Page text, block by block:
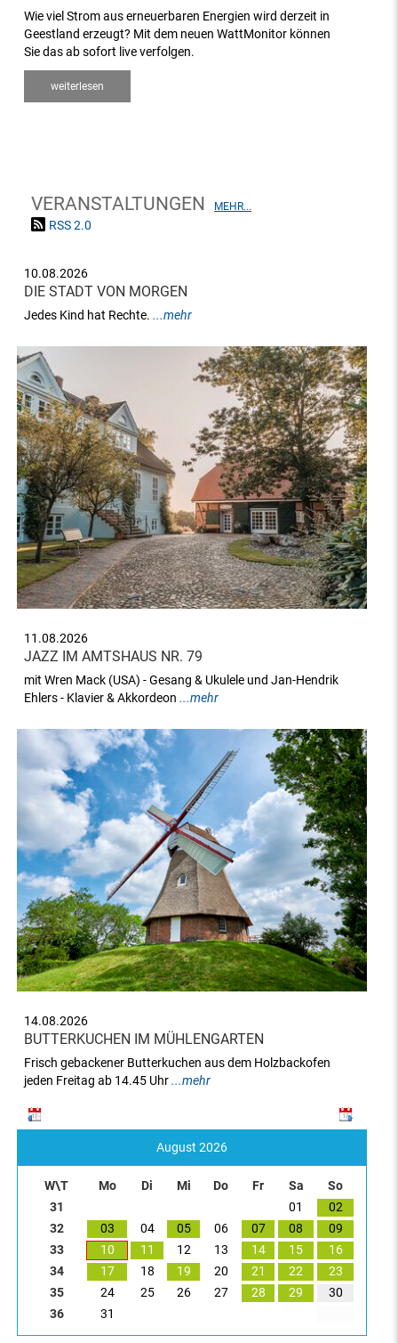
Wie viel Strom aus erneuerbaren Energien wird derzeit in
Geestland erzeugt? Mit dem neuen WattMonitor können
Sie das ab sofort live verfolgen.
weiterlesen
VERANSTALTUNGEN MEHR...
RSS 2.0
DIE STADT VON MORGEN
10.08.2026
Jedes Kind hat Rechte. ...mehr
JAZZ IM AMTSHAUS NR. 79
11.08.2026
mit Wren Mack (USA) - Gesang & Ukulele und Jan-Hendrik
Ehlers - Klavier & Akkordeon...mehr
BUTTERKUCHEN IM MÜHLENGARTEN
14.08.2026
Frisch gebackener Butterkuchen aus dem Holzbackofen
jeden Freitag ab 14.45 Uhr...mehr
August 2026
W\T Mo Di Mi Do Fr Sa
So
31
01
02
32
03 04 05 06 07 08
09
33
10 11 12 13 14 15
16
34
17 18 19 20 21 22
23
35
24 25 26 27 28 29
30
36
31